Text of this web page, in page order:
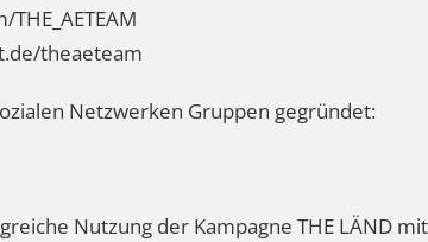
theaeteam
Netzwerken Gruppen gegründet:
Nutzung der Kampagne THE LÄND